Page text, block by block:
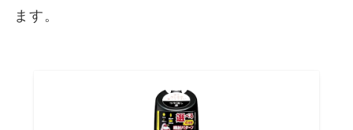
ます。